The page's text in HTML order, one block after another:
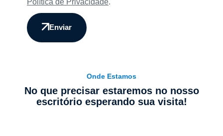
Política de Privacidade.
Enviar
Onde Estamos
No que precisar estaremos no nosso
escritório esperando sua visita!